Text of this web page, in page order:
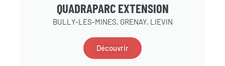
QUADRAPARC EXTENSION
BULLY-LES-MINES, GRENAY, LIEVIN
Découvrir